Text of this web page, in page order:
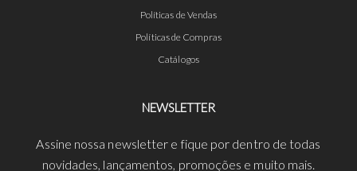
Políticas de Vendas
Políticas de Compras
Catálogos
NEWSLETTER
Assine nossa newsletter e fique por dentro de todas
novidades, lançamentos, promoções e muito mais.